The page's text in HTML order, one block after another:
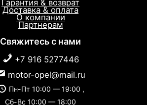
Гарантия & возврат
Доставка & оплата
О компании
Партнерам
Свяжитесь с нами
+7 916 5277446
motor-opel@mail.ru
Пн-Пт 10:00 — 19:00 ,
Сб-Вс 10:00 — 18:00